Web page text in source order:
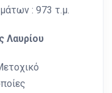
: 973 τ.μ.
Λαυρίου